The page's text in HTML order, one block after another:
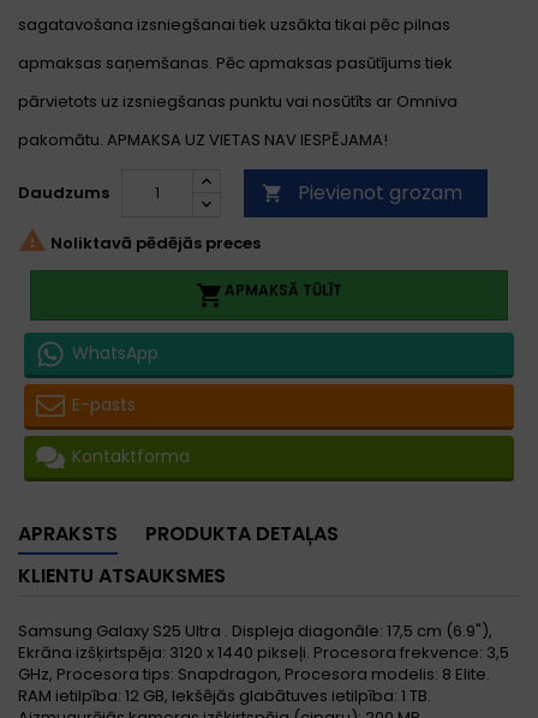
sagatavošana izsniegšanai tiek uzsākta tikai pēc pilnas
apmaksas saņemšanas. Pēc apmaksas pasūtījums tiek
pārvietots uz izsniegšanas punktu vai nosūtīts ar Omniva
pakomātu. APMAKSA UZ VIETAS NAV IESPĒJAMA!
Daudzums  Pievienot grozam
 Noliktavā pēdējās preces
APMAKSĀ TŪLĪT
WhatsApp
E-pasts
Kontaktforma
APRAKSTS
PRODUKTA DETAĻAS
KLIENTU ATSAUKSMES
Samsung Galaxy S25 Ultra . Displeja diagonāle: 17,5 cm (6.9"),
Ekrāna izšķirtspēja: 3120 x 1440 pikseļi. Procesora frekvence: 3,5
GHz, Procesora tips: Snapdragon, Procesora modelis: 8 Elite.
RAM ietilpība: 12 GB, Iekšējās glabātuves ietilpība: 1 TB.